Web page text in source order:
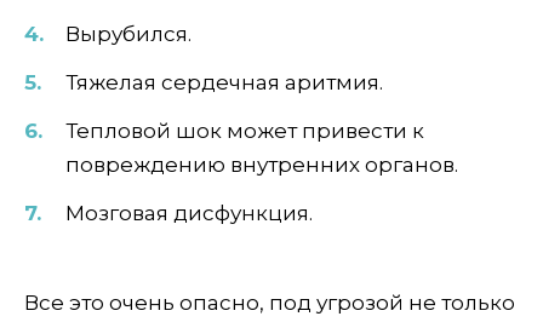
Вырубился.
Тяжелая сердечная аритмия.
Тепловой шок может привести к
повреждению внутренних органов.
Мозговая дисфункция.
Все это очень опасно, под угрозой не только